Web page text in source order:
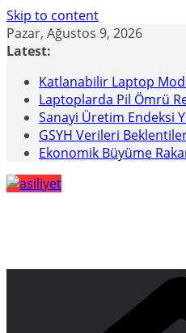
Skip to content
Pazar, Ağustos 9, 2026
Latest:
Katlanabilir Laptop
Laptoplarda Pil Ömrü
Sanayi Üretim Endeksi
GSYH Verileri
Ekonomik Büyüme